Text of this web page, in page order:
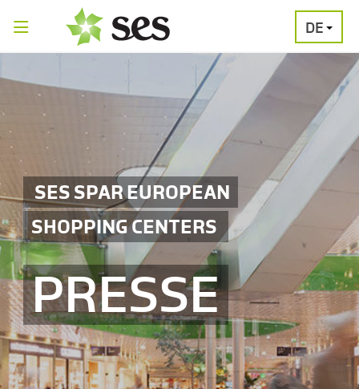
DE
SES SPAR EUROPEAN
SHOPPING CENTERS
PRESSE
PRESSEAUSSENDUNGEN